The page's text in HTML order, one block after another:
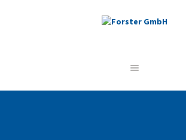
REFERENZEN